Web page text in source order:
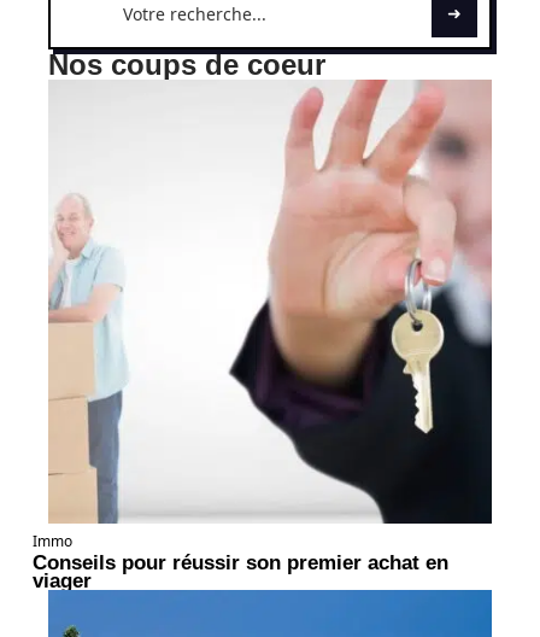
Nos coups de coeur
Immo
Conseils pour réussir son premier achat en
viager